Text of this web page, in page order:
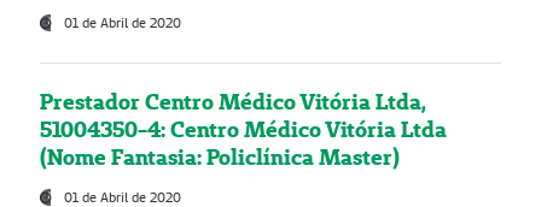
01 de Abril de 2020
Prestador Centro Médico Vitória Ltda,
51004350-4: Centro Médico Vitória Ltda
(Nome Fantasia: Policlínica Master)
01 de Abril de 2020